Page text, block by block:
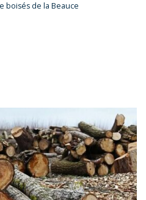
boisés de la Beauce